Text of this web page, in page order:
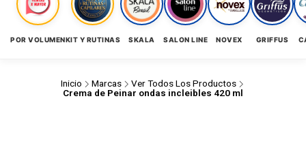
POR VOLUMENKIT Y RUTINAS SKALA SALON LINE NOVEX GRIFFUS
Inicio Marcas
Ver Todos Los Productos
Crema de Peinar ondas incleibles 420 ml